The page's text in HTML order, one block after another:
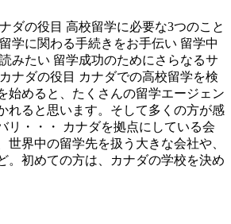
ダの役目 高校留学に必要な3つのこと
学に関わる手続きをお手伝い 留学中
みたい 留学成功のためにさらなるサ
ナダの役目 カナダでの高校留学を検
始めると、たくさんの留学エージェン
れると思います。そして多くの方が感
リ・・・ カナダを拠点にしている会
世界中の留学先を扱う大きな会社や、
。初めての方は、カナダの学校を決め